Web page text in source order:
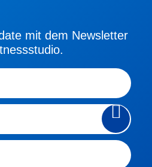
mit dem Newsletter